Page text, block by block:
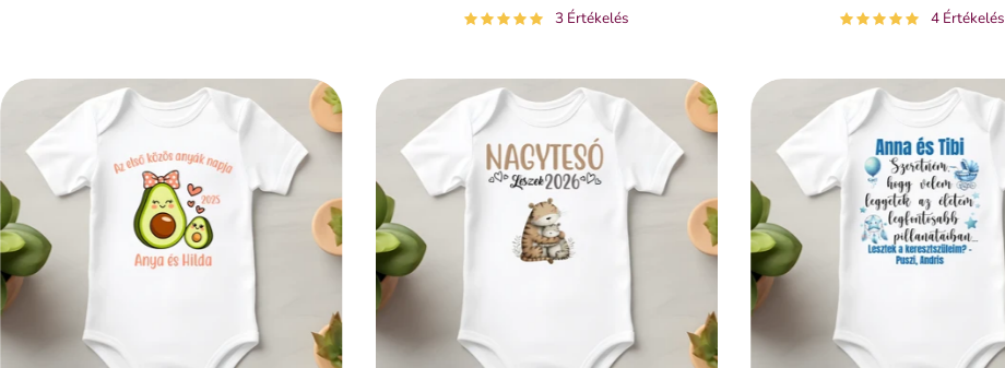
3 Értékelés 4 Értékelés